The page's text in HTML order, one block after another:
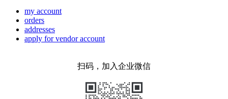
my account
orders
addresses
apply for vendor account
扫码，加入企业微信